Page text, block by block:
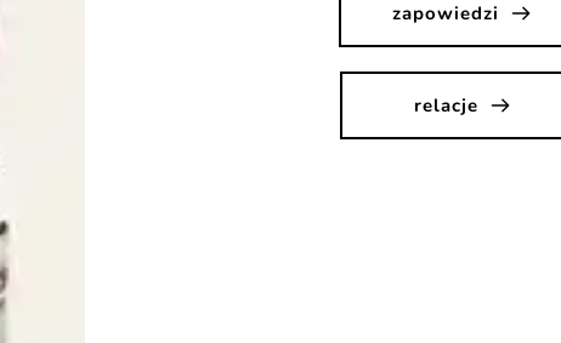
zapowiedzi
relacje